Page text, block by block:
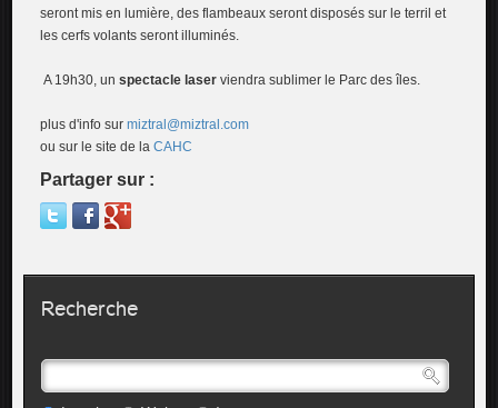
seront mis en lumière, des flambeaux seront disposés sur le terril et
les cerfs volants seront illuminés.
A 19h30, unspectacle laser viendra sublimer le Parc des îles.
plus d'info surmiztral@miztral.com
ou sur le site de laCAHC
Partager sur :
Recherche